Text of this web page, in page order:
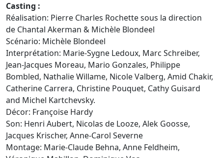
Casting :
Réalisation: Pierre Charles Rochette sous la direction
de Chantal Akerman & Michèle Blondeel
Scénario: Michèle Blondeel
Interprétation: Marie-Sygne Ledoux, Marc Schreiber,
Jean-Jacques Moreau, Mario Gonzales, Philippe
Bombled, Nathalie Willame, Nicole Valberg, Amid Chakir,
Catherine Carrera, Christine Pouquet, Cathy Guisard
and Michel Kartchevsky.
Décor: Françoise Hardy
Son: Henri Aubert, Nicolas de Looze, Alek Goosse,
Jacques Krischer, Anne-Carol Severne
Montage: Marie-Claude Behna, Anne Feldheim,